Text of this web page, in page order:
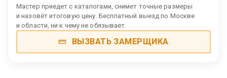
Мастер приедет с каталогами, снимет точные размеры
и назовёт итоговую цену. Бесплатный выезд по Москве
и области, ни к чему не обязывает.
ВЫЗВАТЬ ЗАМЕРЩИКА